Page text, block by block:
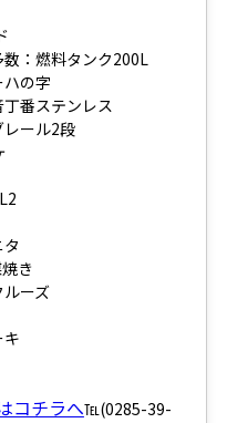
：燃料タンク200L
の字
番ステンレス
ール2段
き
ーズ
コチラへ℡(0285-39-